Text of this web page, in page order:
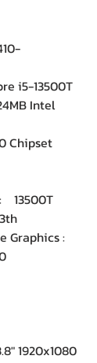
i5-13500T
Intel
Chipset
13500T
:
1920x1080